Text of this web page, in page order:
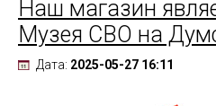
Наш магазин
Музея СВО на
Дата: 2025-05-27 16:11